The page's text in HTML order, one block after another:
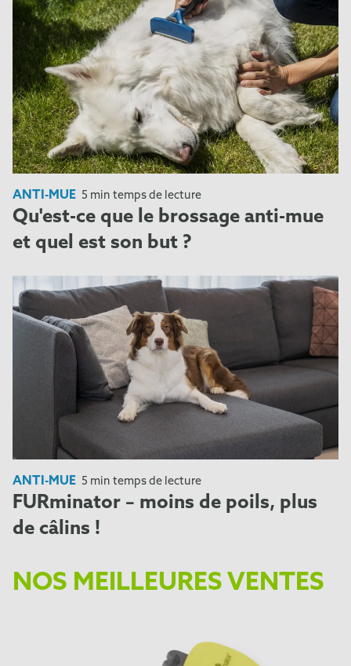
ANTI-MUE 5 min temps de lecture
Qu'est-ce que le brossage anti-mue
et quel est son but ?
ANTI-MUE 5 min temps de lecture
FURminator – moins de poils, plus
de câlins !
NOS MEILLEURES VENTES